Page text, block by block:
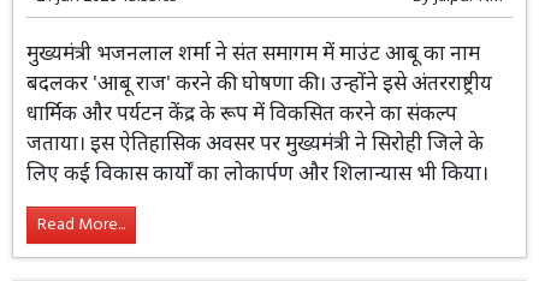
21 Jun 2026 13:33:05 ByJaipur NM
मुख्यमंत्री भजनलाल शर्मा ने संत समागम में माउंट आबू का नाम
बदलकर 'आबू राज' करने की घोषणा की। उन्होंने इसे अंतरराष्ट्रीय
धार्मिक और पर्यटन केंद्र के रूप में विकसित करने का संकल्प
जताया। इस ऐतिहासिक अवसर पर मुख्यमंत्री ने सिरोही जिले के
लिए कई विकास कार्यों का लोकार्पण और शिलान्यास भी किया।
Read More...